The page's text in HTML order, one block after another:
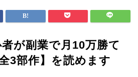
が副業で月10万勝て
3部作】を読めます